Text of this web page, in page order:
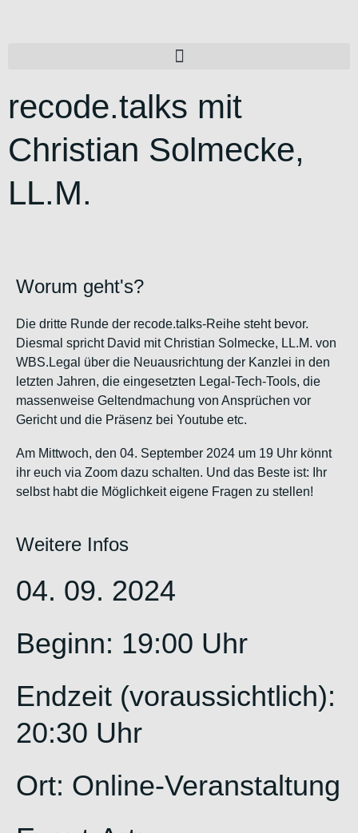
recode.talks mit
Christian Solmecke,
LL.M.
Worum geht's?
Die dritte Runde der recode.talks-Reihe steht bevor.
Diesmal spricht David mit Christian Solmecke, LL.M. von
WBS.Legal über die Neuausrichtung der Kanzlei in den
letzten Jahren, die eingesetzten Legal-Tech-Tools, die
massenweise Geltendmachung von Ansprüchen vor
Gericht und die Präsenz bei Youtube etc.
Am Mittwoch, den 04. September 2024 um 19 Uhr könnt
ihr euch via Zoom dazu schalten. Und das Beste ist: Ihr
selbst habt die Möglichkeit eigene Fragen zu stellen!
Weitere Infos
04. 09. 2024
Beginn: 19:00 Uhr
Endzeit (voraussichtlich):
20:30 Uhr
Ort: Online-Veranstaltung